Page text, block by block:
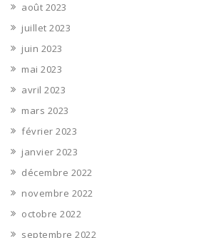
août 2023
juillet 2023
juin 2023
mai 2023
avril 2023
mars 2023
février 2023
janvier 2023
décembre 2022
novembre 2022
octobre 2022
septembre 2022